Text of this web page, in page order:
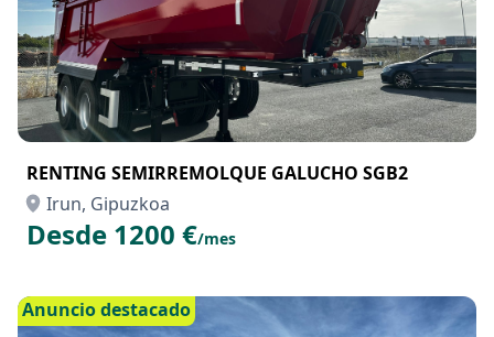
RENTING SEMIRREMOLQUE GALUCHO SGB2
Irun, Gipuzkoa
Desde 1200 €/mes
Anuncio destacado